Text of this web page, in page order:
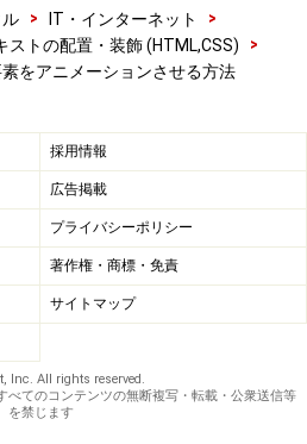
> IT・インターネット
>
ストの配置・装飾 (HTML,CSS)
>
をアニメーションさせる方法
採用情報
広告掲載
プライバシーポリシー
著作権・商標・免責
サイトマップ
Inc. All rights reserved.
べてのコンテンツの無断複写・転載・公衆送信等
を禁じます